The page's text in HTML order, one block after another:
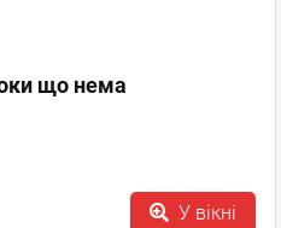
що нема
У вікні